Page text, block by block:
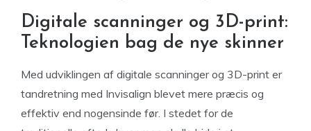
Digitale scanninger og 3D-print:
Teknologien bag de nye skinner
Med udviklingen af digitale scanninger og 3D-print er
tandretning med Invisalign blevet mere præcis og
effektiv end nogensinde før. I stedet for de